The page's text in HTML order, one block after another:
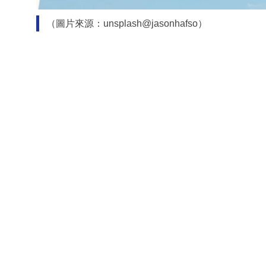
（圖片來源：unsplash@jasonhafso）